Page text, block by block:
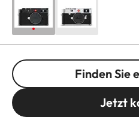
Finden Sie
Jetzt